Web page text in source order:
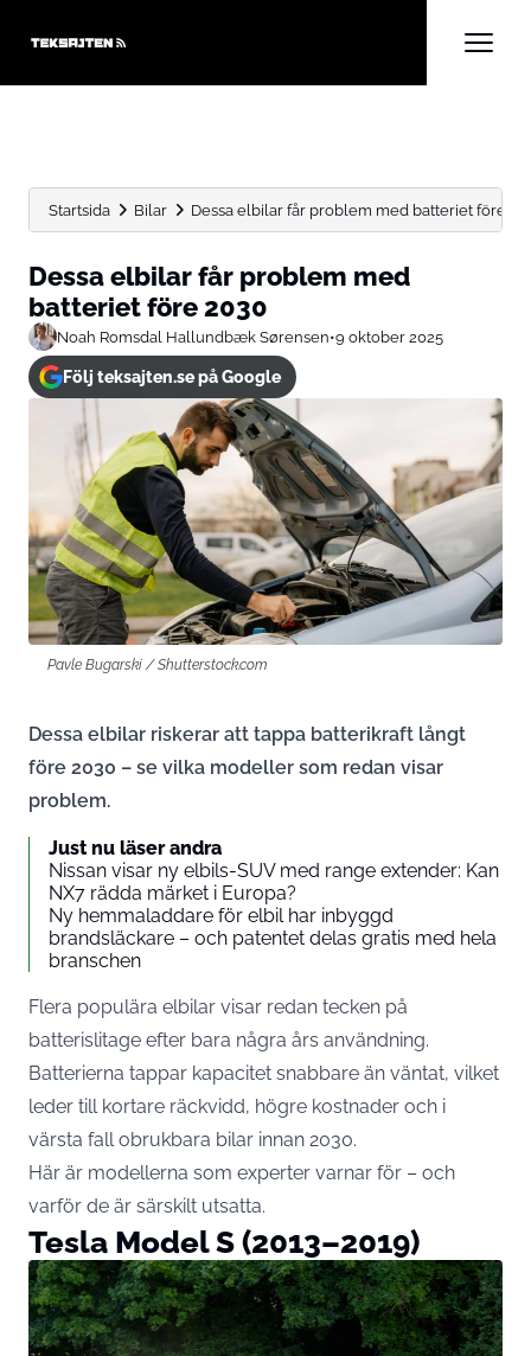
Startsida Bilar Dessa elbilar får problem med batteriet före
Dessa elbilar får problem med
batteriet före 2030
Noah Romsdal Hallundbæk Sørensen•9 oktober 2025
Följ teksajten.se på Google
Pavle Bugarski / Shutterstock.com
Dessa elbilar riskerar att tappa batterikraft långt
före 2030 – se vilka modeller som redan visar
problem.
Just nu läser andra
Nissan visar ny elbils-SUV med range extender: Kan
NX7 rädda märket i Europa?
Ny hemmaladdare för elbil har inbyggd
brandsläckare – och patentet delas gratis med hela
branschen
Flera populära elbilar visar redan tecken på
batterislitage efter bara några års användning.
Batterierna tappar kapacitet snabbare än väntat, vilket
leder till kortare räckvidd, högre kostnader och i
värsta fall obrukbara bilar innan 2030.
Här är modellerna som experter varnar för – och
varför de är särskilt utsatta.
Tesla Model S (2013–2019)